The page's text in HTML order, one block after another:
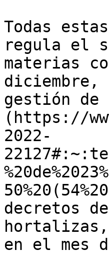
Todas
regula el
materias
gestión
(https://
2022-
decretos
en el mes